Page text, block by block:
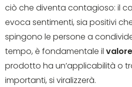
ciò che diventa contagioso: il
evoca sentimenti, sia positivi
spingono le persone a
tempo, è fondamentale il
prodotto ha un’applicabilità o
importanti, si viralizzerà.